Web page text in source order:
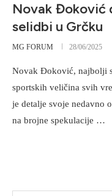
Novak Đoković
selidbi u Grčku
MG FORUM 28/06/2025
Novak Đoković, najbolji
sportskih veličina svih
je detalje svoje nedavno
na brojne spekulacije …